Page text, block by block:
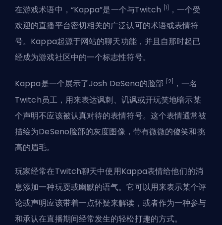
在游戏术语中，“Kappa”是一个与Twitch [1]
，一个受
欢迎的直播平台密切相关的广泛认可的术语或表情符
号。Kappa起源于网站的聊天功能，并且自那时起已
经成为游戏社区中的一个标志性符号。
Kappa是一个展示了Josh DeSeno的脸部 [2]
，一名
Twitch员工，用来表达讽刺、讥讽或开玩笑地暗示某
个声明不应该被认真对待的表情符号。这个表情通常被
描绘为DeSeno脸部的灰度图像，带有微微的傻笑和挑
高的眉毛。
玩家经常在Twitch聊天中使用Kappa表情给他们的消
息添加一种玩耍或幽默的语气。它可以用来表示某个评
论或声明应该带着一点怀疑来解读，或者作为一种参与
和承认在直播期间经常发生的轻松打趣的方式。